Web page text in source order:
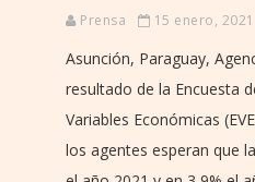
Prensa 15 enero, 2021
Asunción, Paraguay,
resultado de la Encuesta
Variables Económicas
los agentes esperan que